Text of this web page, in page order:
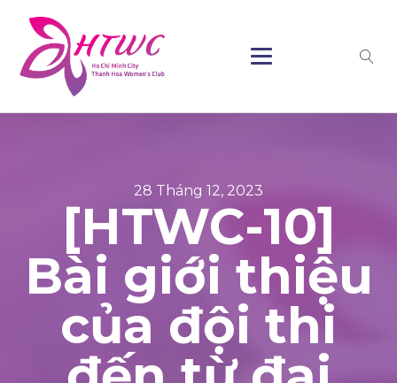
28 Tháng 12, 2023
[HTWC-10]
Bài giới thiệu
của đội thi